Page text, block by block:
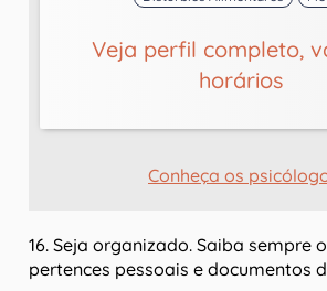
Veja perfil completo,
horários
Conheça os
16. Seja organizado. Saiba sempre
pertences pessoais e documentos